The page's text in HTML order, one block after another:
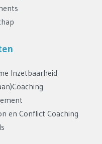
Inzetbaarheid
en Conflict Coaching